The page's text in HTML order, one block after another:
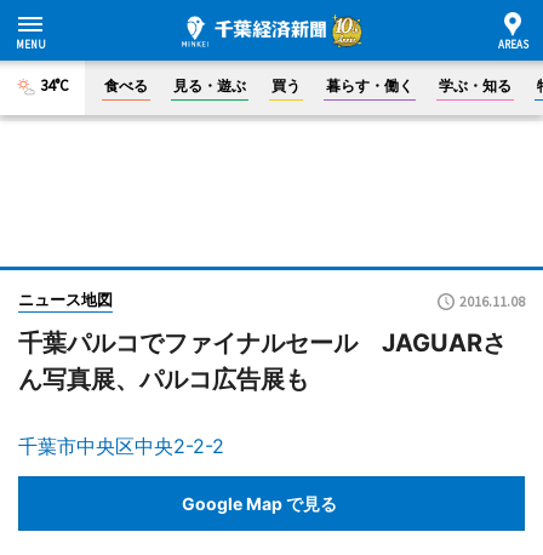
34°C 食べる 見る・遊ぶ 買う 暮らす・働く 学ぶ・知る
ニュース地図 2016.11.08
千葉パルコでファイナルセール JAGUARさ
ん写真展、パルコ広告展も
千葉市中央区中央2-2-2
Google Map で見る